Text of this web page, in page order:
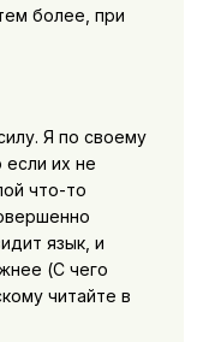
более, при
Я по своему
их не
что-то
язык, и
(С чего
читайте в